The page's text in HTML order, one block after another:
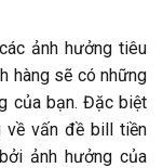
ảnh hưởng tiêu
hàng sẽ có những
của bạn. Đặc biệt
về vấn đề bill tiền
ảnh hưởng của